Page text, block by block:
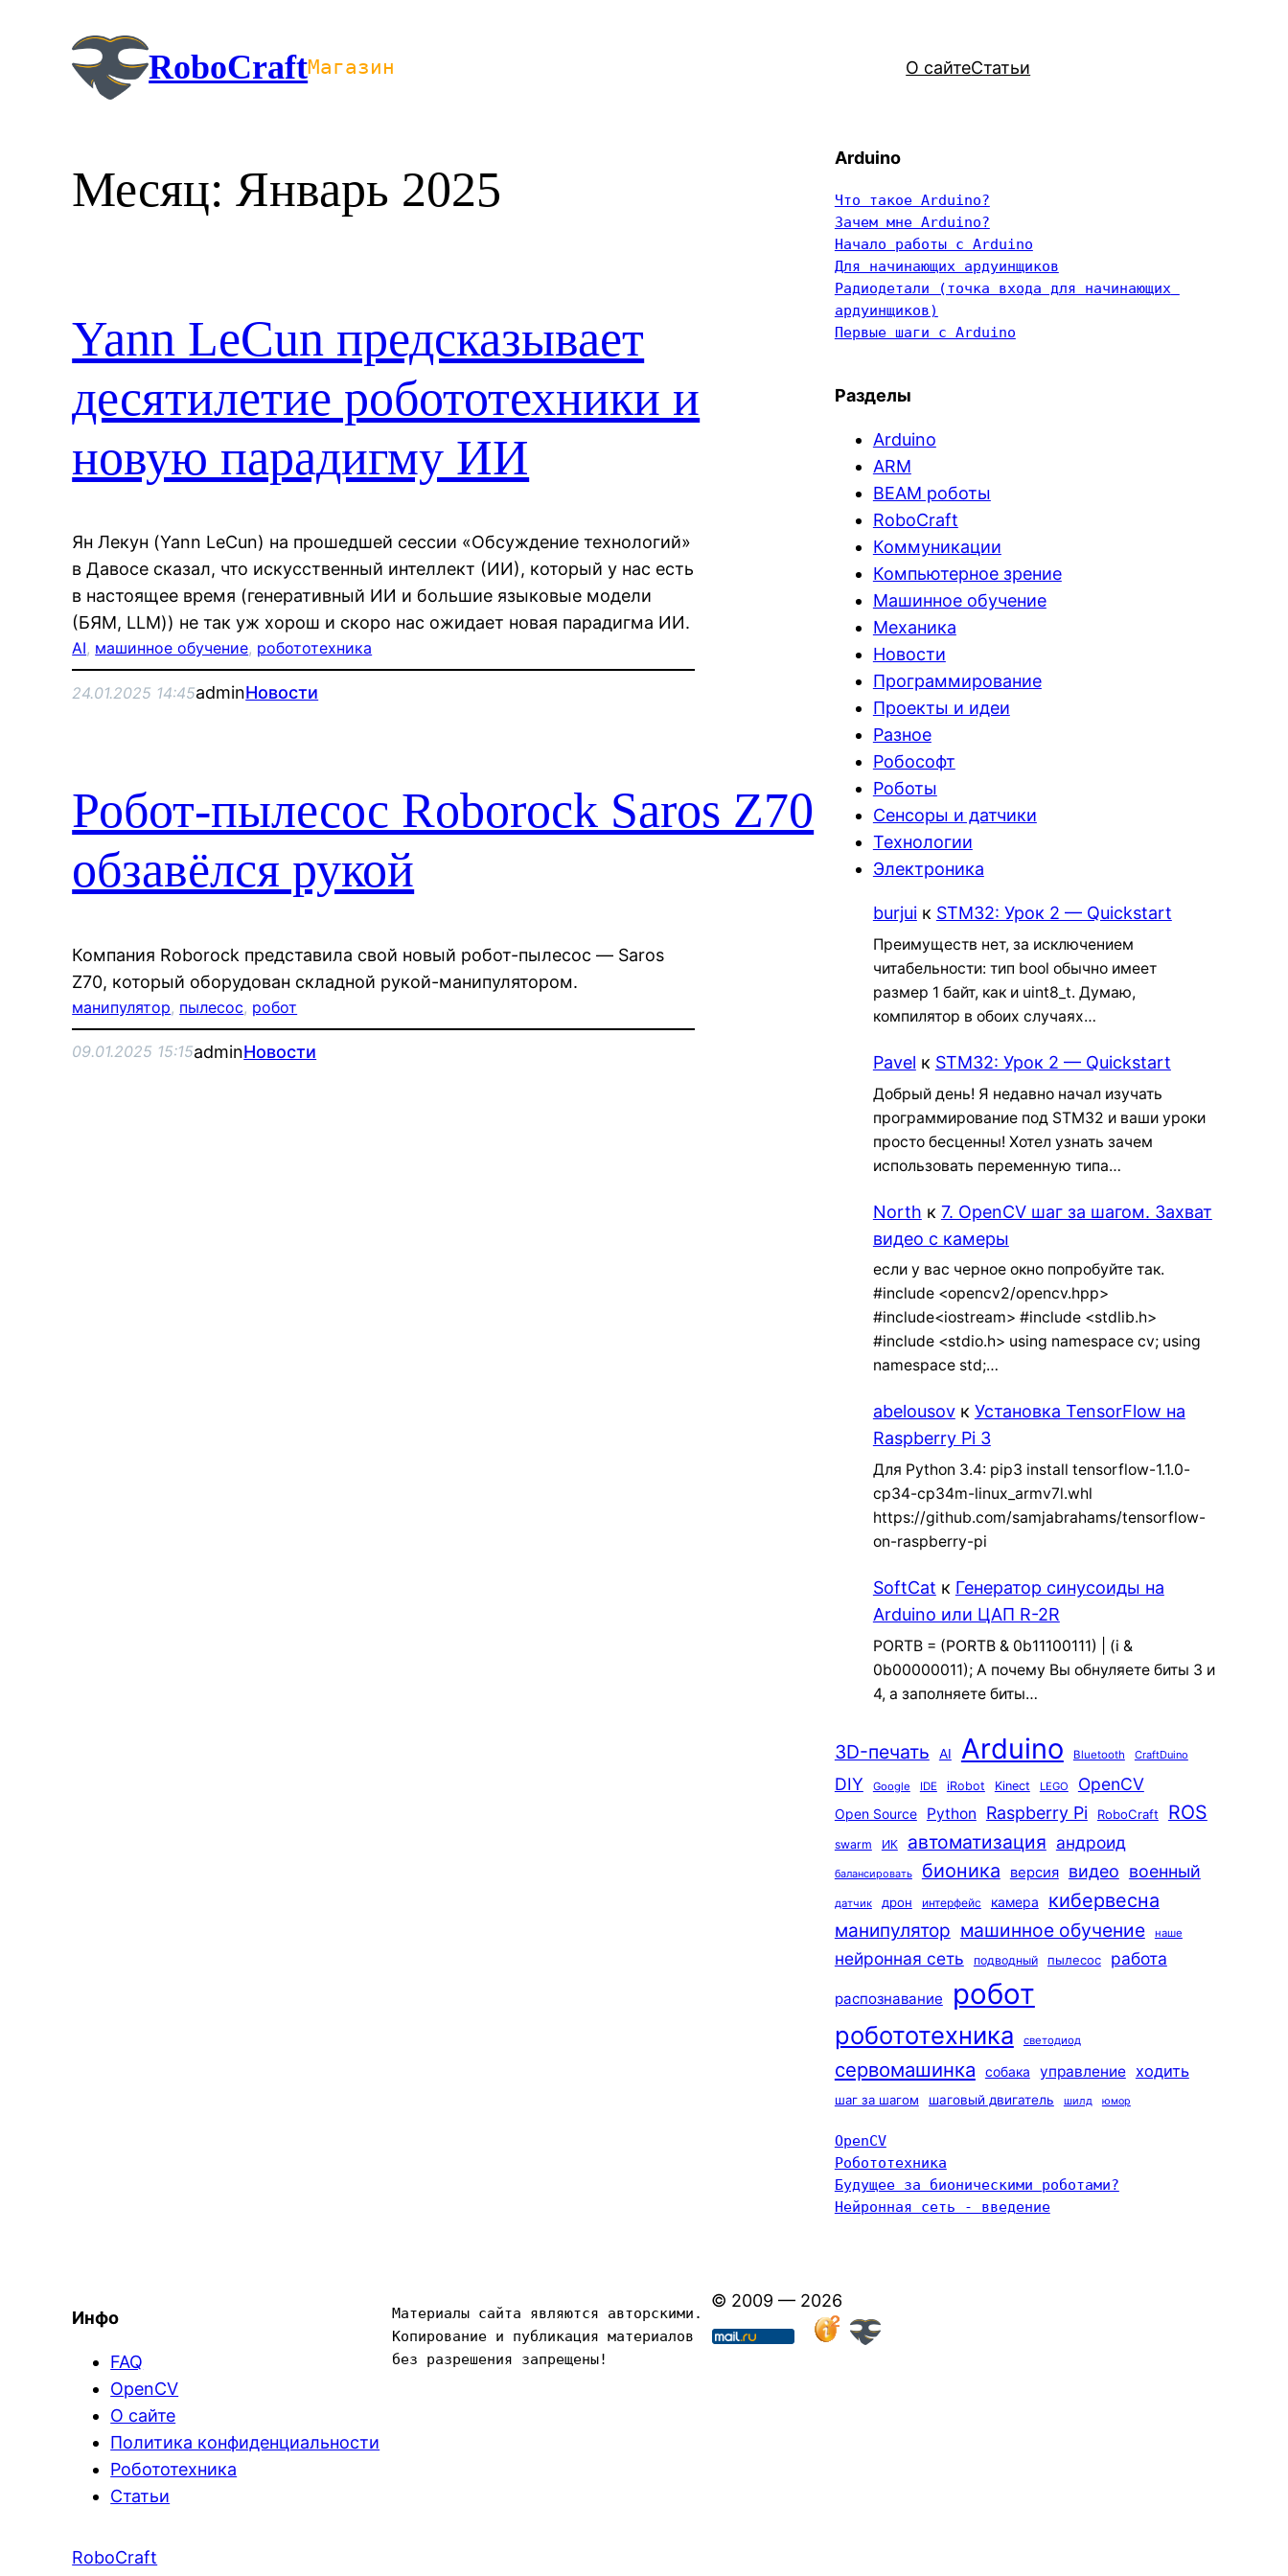
содержимому
RoboCraftМагазин О сайтеСтатьи
Месяц:Январь 2025
Yann LeCun предсказывает
десятилетие робототехники и
новую парадигму ИИ
Ян Лекун (Yann LeCun) на прошедшей сессии «Обсуждение технологий»
в Давосе сказал, что искусственный интеллект (ИИ), который у нас есть
в настоящее время (генеративный ИИ и большие языковые модели
(БЯМ, LLM)) не так уж хорош и скоро нас ожидает новая парадигма ИИ.
AI, машинное обучение, робототехника
24.01.2025 14:45adminНовости
Робот-пылесос Roborock Saros Z70
обзавёлся рукой
Компания Roborock представила свой новый робот-пылесос — Saros
Z70, который оборудован складной рукой-манипулятором.
манипулятор, пылесос, робот
09.01.2025 15:15adminНовости
Arduino
Что такое Arduino?
Зачем мне Arduino?
Начало работы с Arduino
Для начинающих ардуинщиков
Радиодетали (точка входа для начинающих
ардуинщиков)
Первые шаги с Arduino
Разделы
Arduino
ARM
BEAM роботы
RoboCraft
Коммуникации
Компьютерное зрение
Машинное обучение
Механика
Новости
Программирование
Проекты и идеи
Разное
Робософт
Роботы
Сенсоры и датчики
Технологии
Электроника
burjuiк STM32: Урок 2 — Quickstart
Преимуществ нет, за исключением
читабельности: тип bool обычно имеет
размер 1 байт, как и uint8_t. Думаю,
компилятор в обоих случаях…
Pavel к STM32: Урок 2 — Quickstart
Добрый день! Я недавно начал изучать
программирование под STM32 и ваши уроки
просто бесценны! Хотел узнать зачем
использовать переменную типа…
North к 7. OpenCV шаг за шагом. Захват
видео с камеры
если у вас черное окно попробуйте так.
#include <opencv2/opencv.hpp>
#include<iostream> #include <stdlib.h>
#include <stdio.h> using namespace cv; using
namespace std;…
abelousovк Установка TensorFlow на
Raspberry Pi 3
Для Python 3.4: pip3 install tensorflow-1.1.0-
cp34-cp34m-linux_armv7l.whl
https://github.com/samjabrahams/tensorflow-
on-raspberry-pi
SoftCat к Генератор синусоиды на
Arduino или ЦАП R-2R
PORTB = (PORTB & 0b11100111) | (i &
0b00000011); А почему Вы обнуляете биты 3 и
4, а заполняете биты…
3D-печать AI Arduino Bluetooth CraftDuino
DIY Google IDE iRobot Kinect LEGO OpenCV
Open Source Python Raspberry Pi RoboCraft ROS
swarm ИК автоматизация андроид
балансировать бионика версия видео военный
датчик дрон интерфейс камера кибервесна
манипулятор машинное обучение наше
нейронная сеть подводный пылесос работа
распознавание робот
робототехника светодиод
сервомашинка собака управление ходить
шаг за шагом шаговый двигатель шилд юмор
OpenCV
Робототехника
Будущее за бионическими роботами?
Нейронная сеть - введение
Инфо
FAQ
OpenCV
О сайте
Политика конфиденциальности
Робототехника
Статьи
Материалы сайта являются авторскими.
Копирование и публикация материалов
без разрешения запрещены!
© 2009 — 2026
RoboCraft